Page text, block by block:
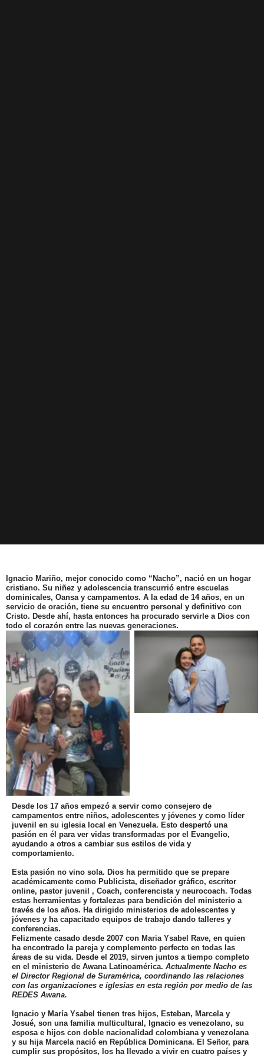
Ignacio Mariño, mejor conocido como “Nacho”, nació en un hogar
cristiano. Su niñez y adolescencia transcurrió entre escuelas
dominicales, Oansa y campamentos. A la edad de 14 años, en un
servicio de oración, tiene su encuentro personal y definitivo con
Cristo. Desde ahí, hasta entonces ha procurado servirle a Dios con
todo el corazón entre las nuevas generaciones.
Desde los 17 años empezó a servir como consejero de
campamentos entre niños, adolescentes y jóvenes y como líder
juvenil en su iglesia local en Venezuela. Esto despertó una
pasión en él para ver vidas transformadas por el Evangelio,
ayudando a otros a cambiar sus estilos de vida y
comportamiento.
Esta pasión no vino sola. Dios ha permitido que se prepare
académicamente como Publicista, diseñador gráfico, escritor
online, pastor juvenil , Coach, conferencista y neurocoach. Todas
estas herramientas y fortalezas para bendición del ministerio a
través de los años. Ha dirigido ministerios de adolescentes y
jóvenes y ha capacitado equipos de trabajo dando talleres y
conferencias.
Felizmente casado desde 2007 con Maria Ysabel Rave, en quien
ha encontrado la pareja y complemento perfecto en todas las
áreas de su vida. Desde el 2019, sirven juntos a tiempo completo
en el ministerio de Awana Latinoamérica. Actualmente Nacho es
el Director Regional de Suramérica, coordinando las relaciones
con las organizaciones e iglesias en esta región por medio de las
REDES Awana.
Ignacio y María Ysabel tienen tres hijos, Esteban, Marcela y
Josué, son una familia multicultural, Ignacio es venezolano, su
esposa e hijos con doble nacionalidad colombiana y venezolana
y su hija Marcela nació en República Dominicana. El Señor, para
cumplir sus propósitos, los ha llevado a vivir en cuatro países y